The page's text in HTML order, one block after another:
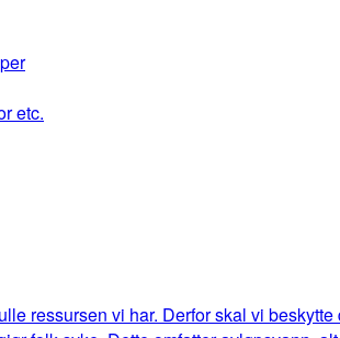
etc.
ressursen vi har. Derfor skal vi